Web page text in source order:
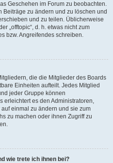
Geschehen im Forum zu beobachten.
zu ändern und zu löschen und
und zu teilen. Üblicherweise
„offtopic“, d. h. etwas nicht zum
bzw. Angreifendes schreiben.
die die Mitglieder des Boards
Einheiten aufteilt. Jedes Mitglied
jeder Gruppe können
erleichtert es den Administratoren,
einmal zu ändern und sie zum
zu machen oder ihnen Zugriff zu
wie trete ich ihnen bei?